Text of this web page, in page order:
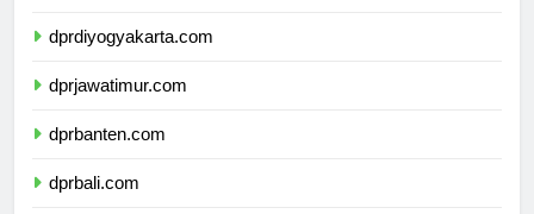
dprdiyogyakarta.com
dprjawatimur.com
dprbanten.com
dprbali.com